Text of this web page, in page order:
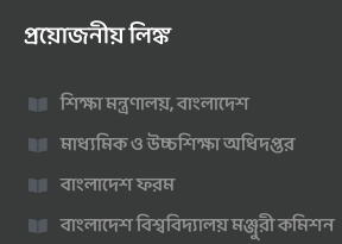
প্রয়োজনীয় লিঙ্ক
শিক্ষা মন্ত্রণালয়, বাংলাদেশ
মাধ্যমিক ও উচ্চশিক্ষা অধিদপ্তর
বাংলাদেশ ফরম
বাংলাদেশ বিশ্ববিদ্যালয় মঞ্জুরী কমিশন